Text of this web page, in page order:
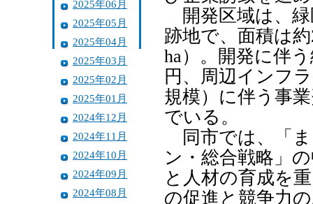
2025年06月
2025年05月
2025年04月
2025年03月
2025年02月
2025年01月
2024年12月
2024年11月
2024年10月
2024年09月
2024年08月
開発区域は、緑
跡地で、面積は
ha）。開発に伴
円、周辺インフ
規模）に伴う事
でいる。
同市では、「
ン・総合戦略」
と人材の育成を
の促進と競争力